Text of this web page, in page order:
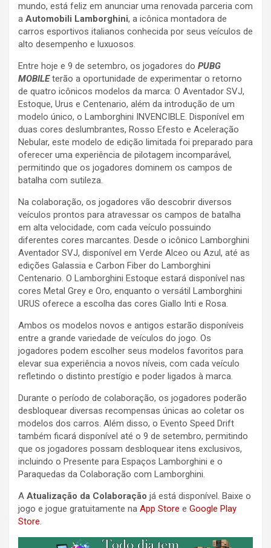
mundo, está feliz em anunciar uma renovada parceria com
a Automobili Lamborghini, a icônica montadora de
carros esportivos italianos conhecida por seus veículos de
alto desempenho e luxuosos.
Entre hoje e 9 de setembro, os jogadores do PUBG
MOBILEterão a oportunidade de experimentar o retorno
de quatro icônicos modelos da marca: O Aventador SVJ,
Estoque, Urus e Centenario, além da introdução de um
modelo único, o Lamborghini INVENCIBLE. Disponível em
duas cores deslumbrantes, Rosso Efesto e Aceleração
Nebular, este modelo de edição limitada foi preparado para
oferecer uma experiência de pilotagem incomparável,
permitindo que os jogadores dominem os campos de
batalha com sutileza.
Na colaboração, os jogadores vão descobrir diversos
veículos prontos para atravessar os campos de batalha
em alta velocidade, com cada veículo possuindo
diferentes cores marcantes. Desde o icônico Lamborghini
Aventador SVJ, disponível em Verde Alceo ou Azul, até as
edições Galassia e Carbon Fiber do Lamborghini
Centenario. O Lamborghini Estoque estará disponível nas
cores Metal Grey e Oro, enquanto o versátil Lamborghini
URUS oferece a escolha das cores Giallo Inti e Rosa.
Ambos os modelos novos e antigos estarão disponíveis
entre a grande variedade de veículos do jogo. Os
jogadores podem escolher seus modelos favoritos para
elevar sua experiência a novos níveis, com cada veículo
refletindo o distinto prestígio e poder ligados à marca.
Durante o período de colaboração, os jogadores poderão
desbloquear diversas recompensas únicas ao coletar os
modelos dos carros. Além disso, o Evento Speed Drift
também ficará disponível até o 9 de setembro, permitindo
que os jogadores possam desbloquear itens exclusivos,
incluindo o Presente para Espaços Lamborghini e o
Paraquedas da Colaboração com Lamborghini.
A Atualização da Colaboração já está disponível. Baixe o
jogo e jogue gratuitamente na App Store e Google Play
Store.